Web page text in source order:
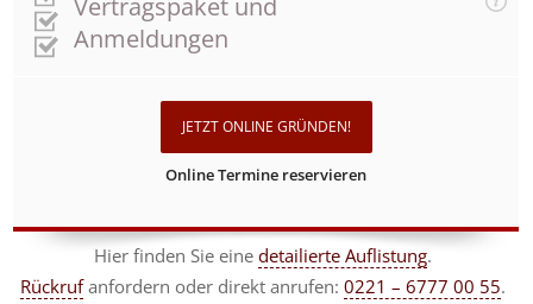
Anmeldungen
JETZT ONLINE GRÜNDEN!
Online Termine reservieren
Hier finden Sie einedetailierte Auflistung.
Rückrufanfordern oder direkt anrufen:0221 – 6777 00 55.